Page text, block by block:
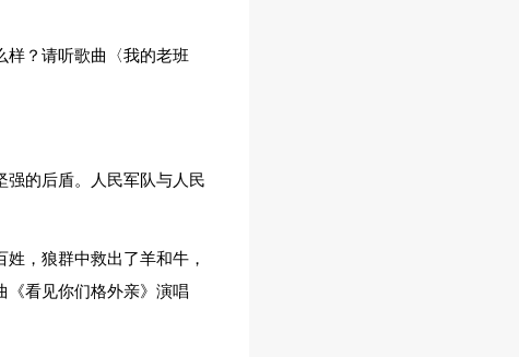
样？请听歌曲〈我的老班
强的后盾。人民军队与人民
，狼群中救出了羊和牛，
《看见你们格外亲》演唱